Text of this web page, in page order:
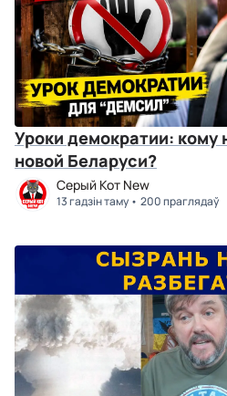
Уроки демократии: кому
новой Беларуси?
Серый Кот New
13 гадзін таму 200 праглядаў